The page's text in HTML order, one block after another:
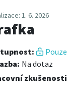
: 1. 6. 2026
:
: Na dotaz
zkušenosti